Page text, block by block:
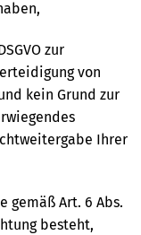
zur
von
kein Grund zur
Ihrer
gemäß Art. 6 Abs.
besteht,